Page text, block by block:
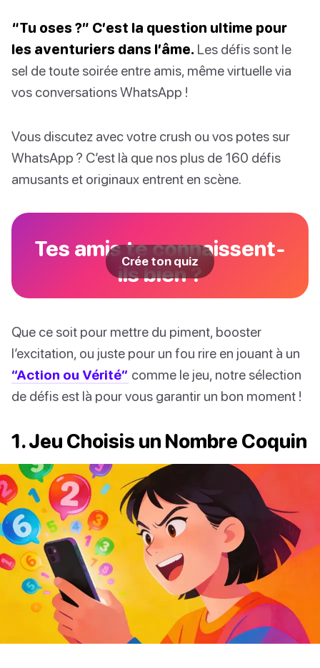
“Tu oses ?” C’est la question ultime pour
les aventuriers dans l’âme. Les défis sont le
sel de toute soirée entre amis, même virtuelle via
vos conversations WhatsApp !
Vous discutez avec votre crush ou vos potes sur
WhatsApp ? C’est là que nos plus de 160 défis
amusants et originaux entrent en scène.
Tes amis te connaissent-
ils bien ?
Crée ton quiz
Que ce soit pour mettre du piment, booster
l’excitation, ou juste pour un fou rire en jouant à un
“Action ou Vérité” comme le jeu, notre sélection
de défis est là pour vous garantir un bon moment !
1. Jeu Choisis un Nombre Coquin